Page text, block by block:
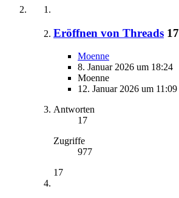
Eröffnen von Threads 17
Moenne
8. Januar 2026 um 18:24
Moenne
12. Januar 2026 um 11:09
Antworten
17
Zugriffe
977
17